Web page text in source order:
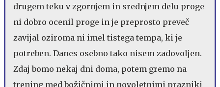
drugem teku v zgornjem in srednjem delu proge
ni dobro ocenil proge in je preprosto preveč
zavijal oziroma ni imel tistega tempa, ki je
potreben. Danes osebno tako nisem zadovoljen.
Zdaj bomo nekaj dni doma, potem gremo na
trening med božičnimi in novoletnimi prazniki